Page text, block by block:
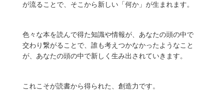
が流ることで、そこから新しい「何か」が生まれます。
色々な本を読んで得た知識や情報が、あなたの頭の中で
交わり繋がることで、誰も考えつかなかったようなこと
が、あなたの頭の中で新しく生み出されていきます。
これこそが読書から得られた、創造力です。